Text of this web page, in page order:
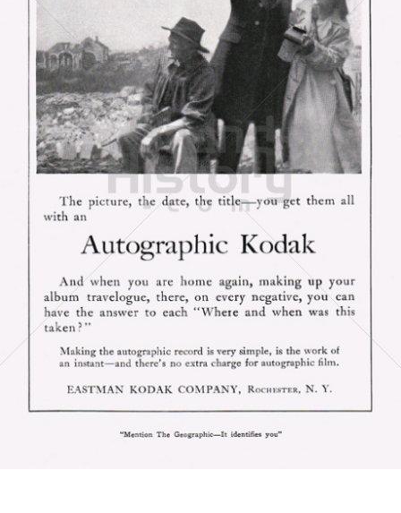
Kodak Kodak GmbH 1921